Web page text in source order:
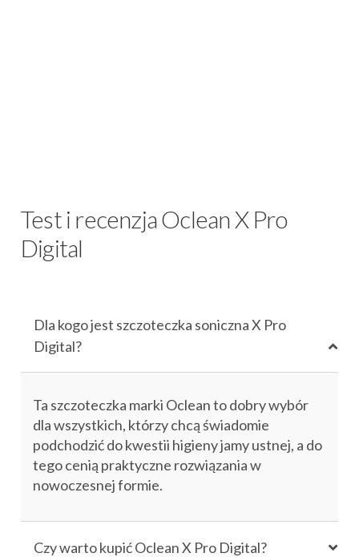
Test i recenzja Oclean X Pro
Digital
Dla kogo jest szczoteczka soniczna X Pro
Digital?
Ta szczoteczka marki Oclean to dobry wybór
dla wszystkich, którzy chcą świadomie
podchodzić do kwestii higieny jamy ustnej, a do
tego cenią praktyczne rozwiązania w
nowoczesnej formie.
Czy warto kupić Oclean X Pro Digital?